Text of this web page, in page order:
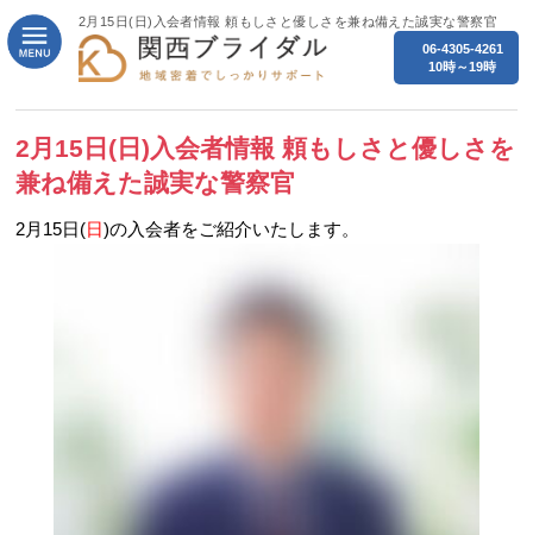
2月15日(日)入会者情報 頼もしさと優しさを兼ね備えた誠実な警察官
06-4305-4261
10時～19時
2月15日(日)入会者情報 頼もしさと優しさを
兼ね備えた誠実な警察官
2月15日(日)の入会者をご紹介いたします。